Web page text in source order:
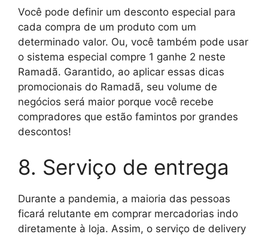
Você pode definir um desconto especial para
cada compra de um produto com um
determinado valor. Ou, você também pode usar
o sistema especial compre 1 ganhe 2 neste
Ramadã. Garantido, ao aplicar essas dicas
promocionais do Ramadã, seu volume de
negócios será maior porque você recebe
compradores que estão famintos por grandes
descontos!
8. Serviço de entrega
Durante a pandemia, a maioria das pessoas
ficará relutante em comprar mercadorias indo
diretamente à loja. Assim, o serviço de delivery